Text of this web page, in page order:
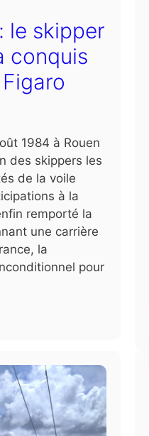
le skipper
conquis
1984 à Rouen
des skippers les
de la voile
à la
remporté la
une carrière
la
pour